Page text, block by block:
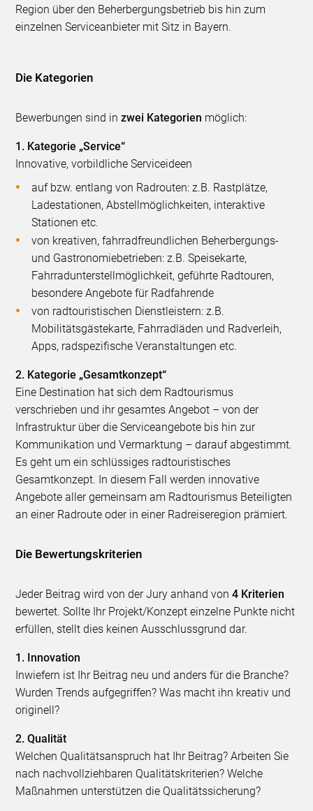
Region über den Beherbergungsbetrieb bis hin zum
einzelnen Serviceanbieter mit Sitz in Bayern.
Die Kategorien
Bewerbungen sind inzwei Kategorien möglich:
1. Kategorie „Service“
Innovative, vorbildliche Serviceideen
auf bzw. entlang von Radrouten: z.B. Rastplätze,
Ladestationen, Abstellmöglichkeiten, interaktive
Stationen etc.
von kreativen, fahrradfreundlichen Beherbergungs-
und Gastronomiebetrieben: z.B. Speisekarte,
Fahrradunterstellmöglichkeit, geführte Radtouren,
besondere Angebote für Radfahrende
von radtouristischen Dienstleistern: z.B.
Mobilitätsgästekarte, Fahrradläden und Radverleih,
Apps, radspezifische Veranstaltungen etc.
2. Kategorie „Gesamtkonzept“
Eine Destination hat sich dem Radtourismus
verschrieben und ihr gesamtes Angebot – von der
Infrastruktur über die Serviceangebote bis hin zur
Kommunikation und Vermarktung – darauf abgestimmt.
Es geht um ein schlüssiges radtouristisches
Gesamtkonzept. In diesem Fall werden innovative
Angebote aller gemeinsam am Radtourismus Beteiligten
an einer Radroute oder in einer Radreiseregion prämiert.
Die Bewertungskriterien
Jeder Beitrag wird von der Jury anhand von 4 Kriterien
bewertet. Sollte Ihr Projekt/Konzept einzelne Punkte nicht
erfüllen, stellt dies keinen Ausschlussgrund dar.
1. Innovation
Inwiefern ist Ihr Beitrag neu und anders für die Branche?
Wurden Trends aufgegriffen? Was macht ihn kreativ und
originell?
2. Qualität
Welchen Qualitätsanspruch hat Ihr Beitrag? Arbeiten Sie
nach nachvollziehbaren Qualitätskriterien? Welche
Maßnahmen unterstützen die Qualitätssicherung?